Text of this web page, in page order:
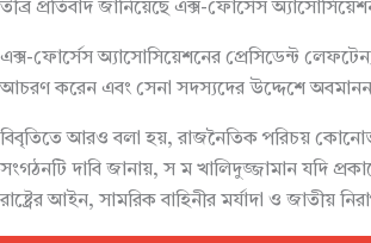
তীব্র প্রতিবাদ জানিয়েছে এক্স-ফোর্সেস
এক্স-ফোর্সেস অ্যাসোসিয়েশনের প্রেসিডেন্ট
আচরণ করেন এবং সেনা সদস্যদের উদ্দেশে
বিবৃতিতে আরও বলা হয়, রাজনৈতিক পরিচয়
সংগঠনটি দাবি জানায়, স ম খালিদুজ্জামান যদি
রাষ্ট্রের আইন, সামরিক বাহিনীর মর্যাদা ও জাতীয়